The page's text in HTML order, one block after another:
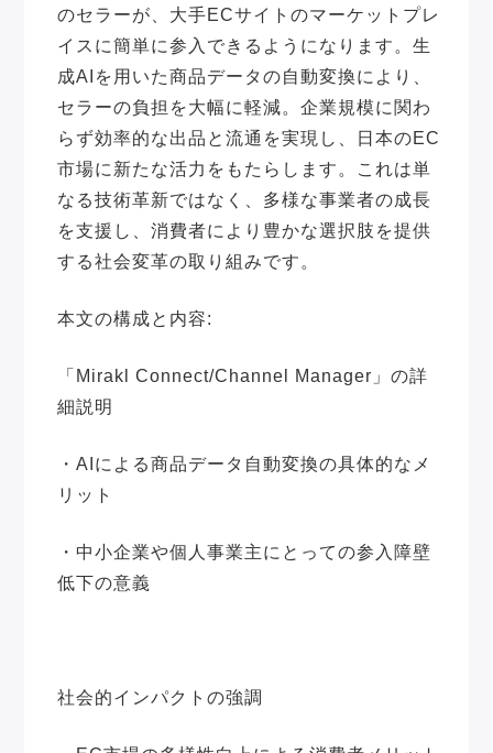
のセラーが、大手ECサイトのマーケットプレ
イスに簡単に参入できるようになります。生
成AIを用いた商品データの自動変換により、
セラーの負担を大幅に軽減。企業規模に関わ
らず効率的な出品と流通を実現し、日本のEC
市場に新たな活力をもたらします。これは単
なる技術革新ではなく、多様な事業者の成長
を支援し、消費者により豊かな選択肢を提供
する社会変革の取り組みです。
本文の構成と内容:
「Mirakl Connect/Channel Manager」の詳
細説明
・AIによる商品データ自動変換の具体的なメ
リット
・中小企業や個人事業主にとっての参入障壁
低下の意義
社会的インパクトの強調